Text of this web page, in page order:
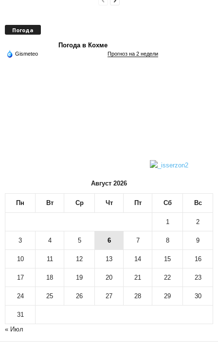
Погода
Погода в Кохме
Gismeteo Прогноз на 2 недели
Август 2026
Пн Вт Ср Чт Пт Сб Вс
1 2
3 4 5 6 7 8 9
10 11 12 13 14 15 16
17 18 19 20 21 22 23
24 25 26 27 28 29 30
31
« Июл